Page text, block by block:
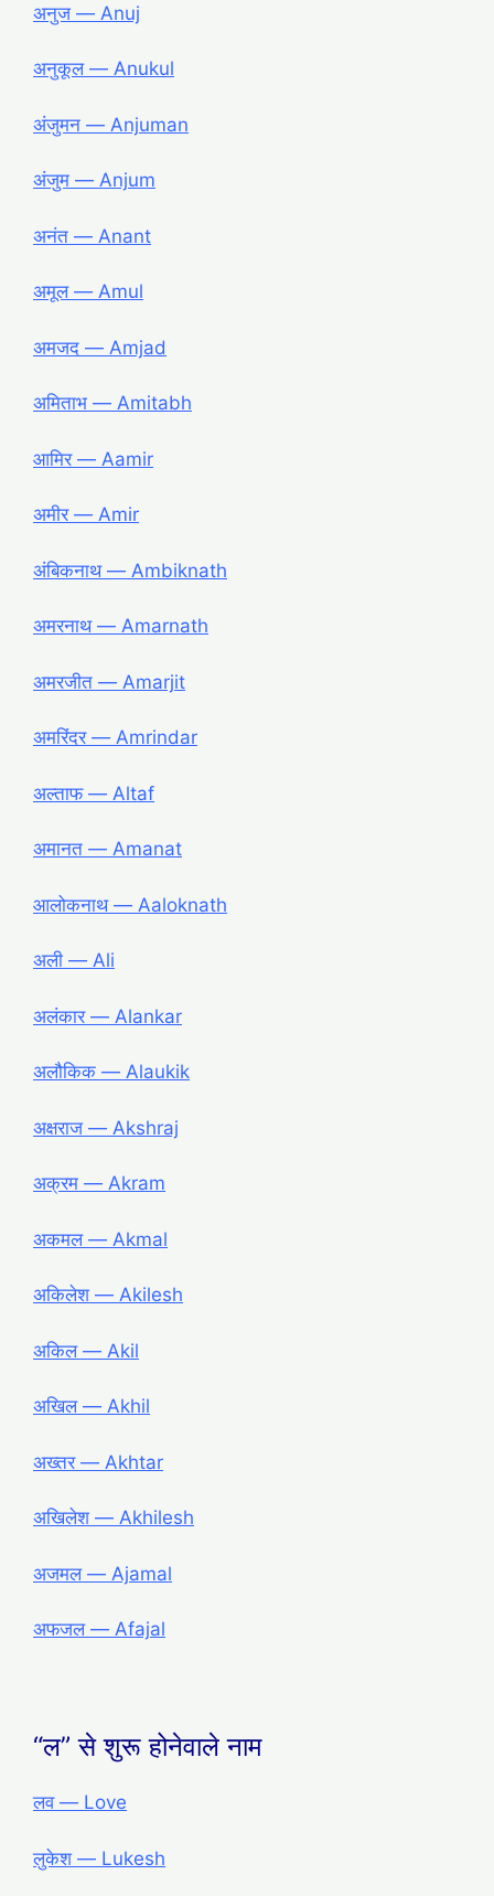
अनुज ― Anuj
अनुकूल ― Anukul
अंजुमन ― Anjuman
अंजुम ― Anjum
अनंत ― Anant
अमूल ― Amul
अमजद ― Amjad
अमिताभ ― Amitabh
आमिर ― Aamir
अमीर ― Amir
अंबिकनाथ ― Ambiknath
अमरनाथ ― Amarnath
अमरजीत ― Amarjit
अमरिंदर ― Amrindar
अल्ताफ ― Altaf
अमानत ― Amanat
आलोकनाथ ― Aaloknath
अली ― Ali
अलंकार ― Alankar
अलौकिक ― Alaukik
अक्षराज ― Akshraj
अक्रम ― Akram
अकमल ― Akmal
अकिलेश ― Akilesh
अकिल ― Akil
अखिल ― Akhil
अख्तर ― Akhtar
अखिलेश ― Akhilesh
अजमल ― Ajamal
अफजल ― Afajal
“ल” से शुरू होनेवाले नाम
लव ― Love
लुकेश ― Lukesh